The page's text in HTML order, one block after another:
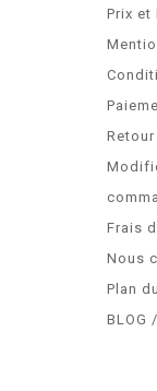
Prix et
Frais
Nous
Plan
BLOG